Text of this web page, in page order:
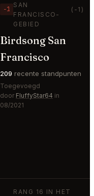
−1
SAN
FRANCISCO-
GEBIED
(-1)
Birdsong San
Francisco
209 recente standpunten
Toegevoegd
door FluffyStar64 in
08/2021
RANG 16 IN HET